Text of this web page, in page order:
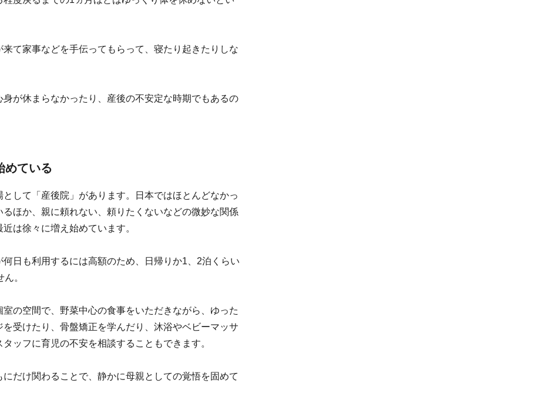
て家事などを手伝ってもらって、寝たり起きたりしな
が休まらなかったり、産後の不安定な時期でもあるの
めている
して「産後院」があります。日本ではほとんどなかっ
ほか、親に頼れない、頼りたくないなどの微妙な関係
は徐々に増え始めています。
日も利用するには高額のため、日帰りか1、2泊くらい
。
の空間で、野菜中心の食事をいただきながら、ゆった
受けたり、骨盤矯正を学んだり、沐浴やベビーマッサ
ッフに育児の不安を相談することもできます。
だけ関わることで、静かに母親としての覚悟を固めて